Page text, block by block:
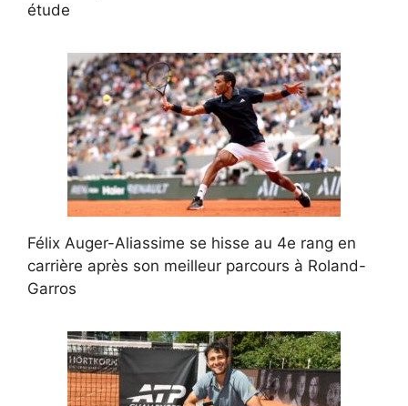
étude
Félix Auger-Aliassime se hisse au 4e rang en
carrière après son meilleur parcours à Roland-
Garros